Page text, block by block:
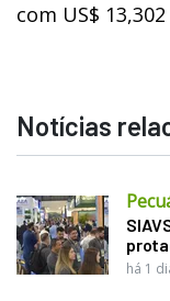
com US$
Notícias
há 1